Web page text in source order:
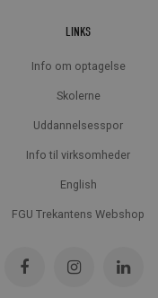
LINKS
Info om optagelse
Skolerne
Uddannelsesspor
Info til virksomheder
English
FGU Trekantens Webshop